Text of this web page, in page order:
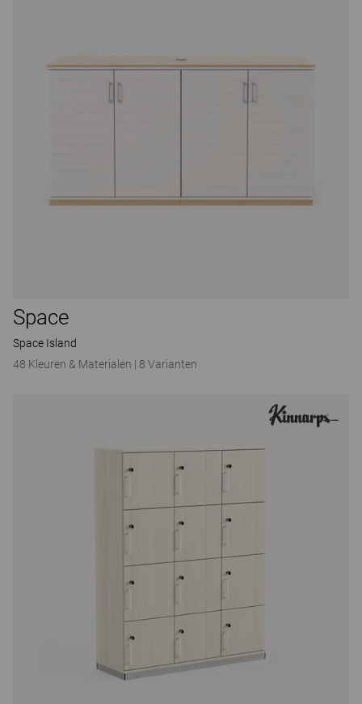
Space
Space Island
48 Kleuren & Materialen | 8 Varianten